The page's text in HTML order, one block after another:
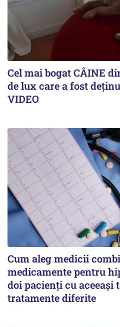
Cel mai bogat CÂINE
de lux care a fost
VIDEO
Cum aleg medicii
medicamente pentru
doi pacienți cu aceeași
tratamente diferite